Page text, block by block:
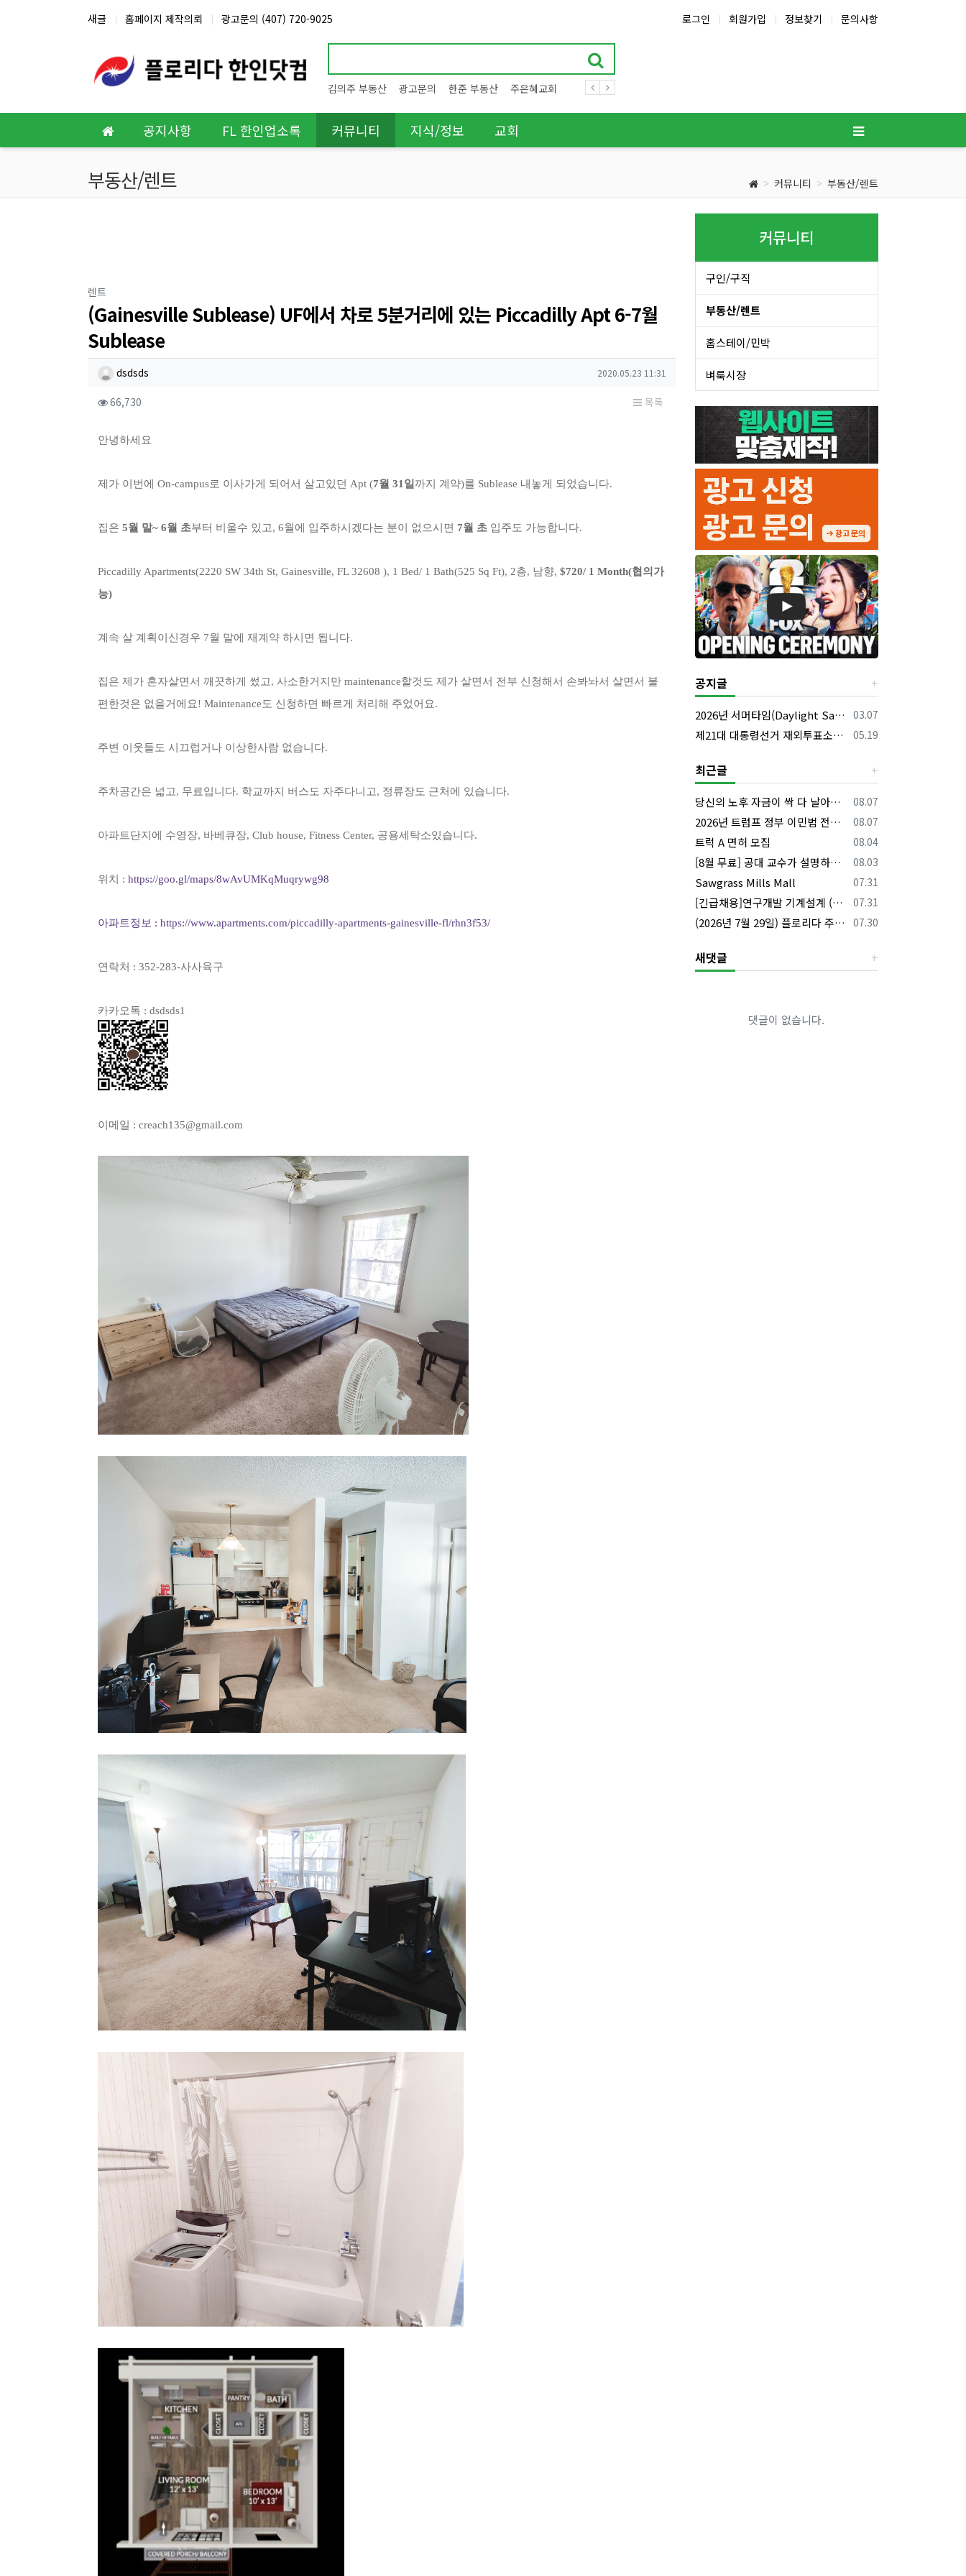
새글 홈페이지 제작의뢰 광고문의 (407) 720-9025 로그인 회원가입 정보찾기 문의사항
김의주 부동산 광고문의 한준 부동산 주은혜교회
공지사항 FL 한인업소록 커뮤니티 지식/정보 교회
부동산/렌트 커뮤니티 부동산/렌트
렌트분류
(Gainesville Sublease) UF에서 차로 5분거리에 있는 Piccadilly Apt 6-7월
Sublease
작성자 정보
dsdsds 작성일
2020.05.23 11:31
컨텐츠 정보
66,730 목록
본문
안녕하세요
제가 이번에 On-campus로 이사가게 되어서 살고있던 Apt (7월 31일까지 계약)를 Sublease 내놓게 되었습니다.
집은 5월 말~ 6월 초부터 비울수 있고, 6월에 입주하시겠다는 분이 없으시면 7월 초 입주도 가능합니다.
Piccadilly Apartments(2220 SW 34th St, Gainesville, FL 32608 ), 1 Bed/ 1 Bath(525 Sq Ft), 2층, 남향, $720/ 1 Month(협의가
능)
계속 살 계획이신경우 7월 말에 재계약 하시면 됩니다.
집은 제가 혼자살면서 깨끗하게 썼고, 사소한거지만 maintenance할것도 제가 살면서 전부 신청해서 손봐놔서 살면서 불
편한것은 없을거에요! Maintenance도 신청하면 빠르게 처리해 주었어요.
주변 이웃들도 시끄럽거나 이상한사람 없습니다.
주차공간은 넓고, 무료입니다. 학교까지 버스도 자주다니고, 정류장도 근처에 있습니다.
아파트단지에 수영장, 바베큐장, Club house, Fitness Center, 공용세탁소있습니다.
위치 : https://goo.gl/maps/8wAvUMKqMuqrywg98
아파트정보 : https://www.apartments.com/piccadilly-apartments-gainesville-fl/rhn3f53/
연락처 : 352-283-사사육구
카카오톡 : dsdsds1
이메일 : creach135@gmail.com
커뮤니티
구인/구직
부동산/렌트
홈스테이/민박
벼룩시장
공지글
등록일
03.07
2026년 서머타임(Daylight Saving Time) 시작 안내
등록일
05.19
제21대 대통령선거 재외투표소의 명칭 및 소재지 등의 공고/올랜도 제외 투표소
최근글
등록일
08.07
당신의 노후 자금이 싹 다 날아갈 수도 있습니다, 롱텀케어 준비 하기
등록일
08.07
2026년 트럼프 정부 이민법 전면 시행 꼭 알아야 할 4가지!!
등록일
08.04
트럭 A 면허 모집
등록일
08.03
[8월 무료] 공대 교수가 설명하는 AP Physics1 물리 온라인 강의
등록일
07.31
Sawgrass Mills Mall
등록일
07.31
[긴급채용]연구개발 기계설계 (C&C) 엔지니어 모집
등록일
07.30
(2026년 7월 29일) 플로리다 주요 뉴스 | 플로리다 한인 닷컴
새댓글
댓글이 없습니다.